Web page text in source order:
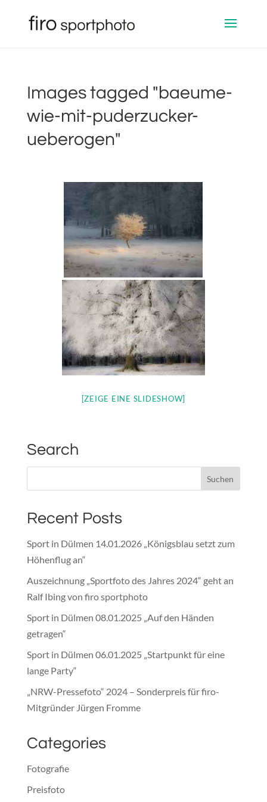
Images tagged "baeume-
wie-mit-puderzucker-
ueberogen"
[ZEIGE EINE SLIDESHOW]
Search
Recent Posts
Sport in Dülmen 14.01.2026 „Königsblau setzt zum
Höhenflug an“
Auszeichnung „Sportfoto des Jahres 2024“ geht an
Ralf Ibing von firo sportphoto
Sport in Dülmen 08.01.2025 „Auf den Händen
getragen“
Sport in Dülmen 06.01.2025 „Startpunkt für eine
lange Party“
„NRW-Pressefoto“ 2024 – Sonderpreis für firo-
Mitgründer Jürgen Fromme
Categories
Fotografie
Preisfoto